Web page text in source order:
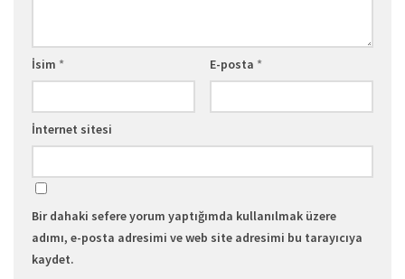
İsim * E-posta *
İnternet sitesi
Bir dahaki sefere yorum yaptığımda kullanılmak üzere
adımı, e-posta adresimi ve web site adresimi bu tarayıcıya
kaydet.